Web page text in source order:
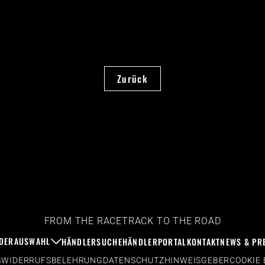
Zurück
FROM THE RACETRACK TO THE ROAD
HÄNDLERSUCHEHÄNDLERPORTALKONTAKTNEWS &
WIDERRUFSBELEHRUNGDATENSCHUTZHINWEISGEBERCOOKIE